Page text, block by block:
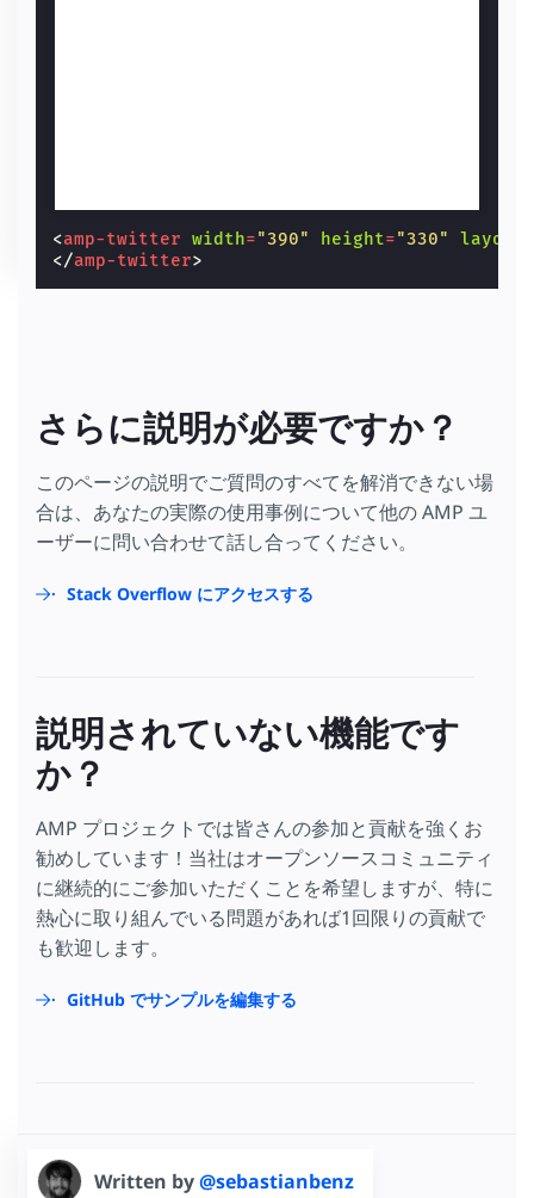
<amp-twitter width="390" height="330" layout
</amp-twitter>
さらに説明が必要ですか？
このページの説明でご質問のすべてを解消できない場
合は、あなたの実際の使用事例について他の AMP ユ
ーザーに問い合わせて話し合ってください。
Stack Overflow にアクセスする
説明されていない機能です
か？
AMP プロジェクトでは皆さんの参加と貢献を強くお
勧めしています！当社はオープンソースコミュニティ
に継続的にご参加いただくことを希望しますが、特に
熱心に取り組んでいる問題があれば1回限りの貢献で
も歓迎します。
GitHub でサンプルを編集する
Written by@sebastianbenz